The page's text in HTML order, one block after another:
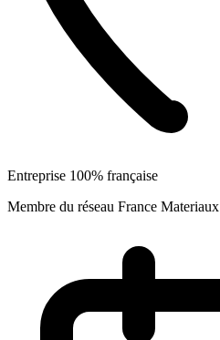
Entreprise 100% française
Membre du réseau France Materiaux